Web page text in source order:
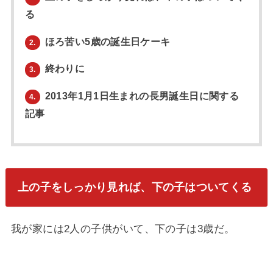
る
2. ほろ苦い5歳の誕生日ケーキ
3. 終わりに
4.
2013年1月1日生まれの長男誕生日に関する
記事
上の子をしっかり見れば、下の子はついてくる
我が家には2人の子供がいて、下の子は3歳だ。